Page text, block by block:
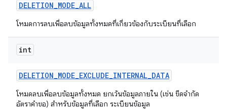
DELETION_MODE_ALL
โหมดการลบเพื่อลบข้อมูลทั้งหมดที่เกี่ยวข้องกับระเบียนที่เลือก
int
DELETION_MODE_EXCLUDE_INTERNAL_DATA
โหมดลบเพื่อลบข้อมูลทั้งหมด ยกเว้นข้อมูลภายใน (เช่น ขีดจำกัด
อัตราคำขอ) สำหรับข้อมูลที่เลือก ระเบียนข้อมูล